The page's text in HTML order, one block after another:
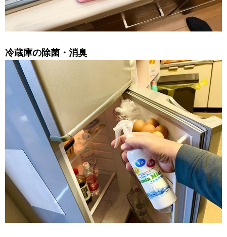
冷蔵庫の除菌・消臭